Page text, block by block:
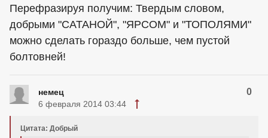
Перефразируя получим: Твердым словом,
добрыми "САТАНОЙ", "ЯРСОМ" и "ТОПОЛЯМИ"
можно сделать гораздо больше, чем пустой
болтовней!
немец 0
6 февраля 2014 03:44
Цитата: Добрый